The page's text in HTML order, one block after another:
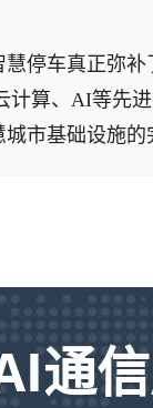
停车真正弥
计算、AI等先
市基础设施的
通